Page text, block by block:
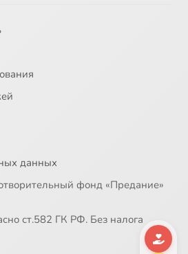
данных
фонд «Предание»
ст.582 ГК РФ. Без налога